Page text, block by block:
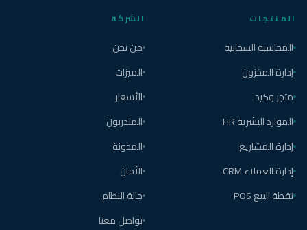
المنتجات
المحاسبة السحابية
إدارة المخزون
متجر وكيد
الموارد البشرية HR
إدارة المشاريع
إدارة العملاء CRM
نقطة البيع POS
الشركة
من نحن
الميزات
الأسعار
المتدربون
المدونة
الأمان
حالة النظام
تواصل معنا